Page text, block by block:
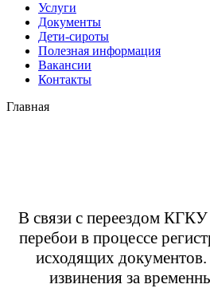
Услуги
Документы
Дети-сироты
Полезная информация
Вакансии
Контакты
Главная
В связи с переездом
перебои в процессе
исходящих
извинения за